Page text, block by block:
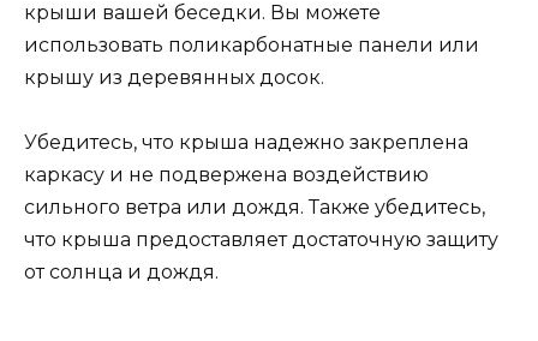
крыши вашей беседки. Вы можете
использовать поликарбонатные панели или
крышу из деревянных досок.
Убедитесь, что крыша надежно закреплена
каркасу и не подвержена воздействию
сильного ветра или дождя. Также убедитесь,
что крыша предоставляет достаточную защиту
от солнца и дождя.